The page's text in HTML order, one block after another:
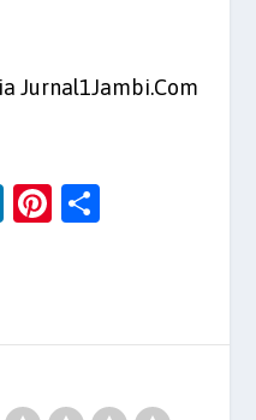
Jurnal1Jambi.Com
Li
dI
n
Pi
t